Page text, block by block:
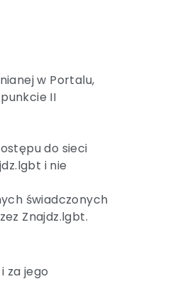
w Portalu,
II
do sieci
i nie
świadczonych
Znajdz.lgbt.
za jego